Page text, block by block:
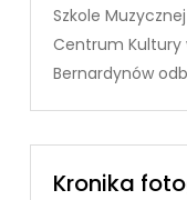
Szkole
Centrum Kultury
Bernardynów
Kronika